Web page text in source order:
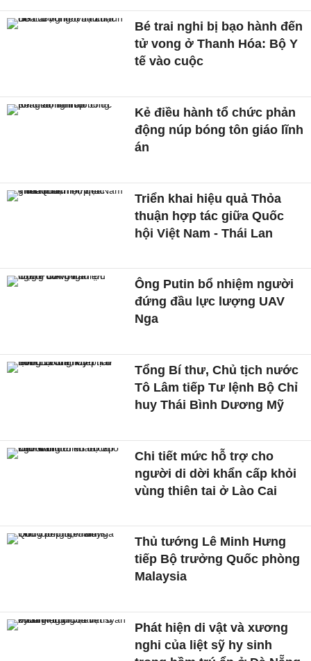
Bé trai nghi bị bạo hành đến
tử vong ở Thanh Hóa: Bộ Y
tế vào cuộc
Kẻ điều hành tổ chức phản
động núp bóng tôn giáo lĩnh
án
Triển khai hiệu quả Thỏa
thuận hợp tác giữa Quốc
hội Việt Nam - Thái Lan
Ông Putin bổ nhiệm người
đứng đầu lực lượng UAV
Nga
Tổng Bí thư, Chủ tịch nước
Tô Lâm tiếp Tư lệnh Bộ Chỉ
huy Thái Bình Dương Mỹ
Chi tiết mức hỗ trợ cho
người di dời khẩn cấp khỏi
vùng thiên tai ở Lào Cai
Thủ tướng Lê Minh Hưng
tiếp Bộ trưởng Quốc phòng
Malaysia
Phát hiện di vật và xương
nghi của liệt sỹ hy sinh